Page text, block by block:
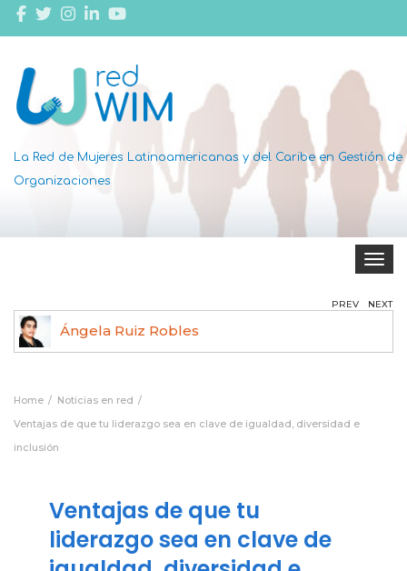
La Red de Mujeres Latinoamericanas y del Caribe en Gestión de
Organizaciones
Toggle
Ángela Ruiz Robles
PREV NEXT
Home
Noticias en red
Ventajas de que tu liderazgo sea en clave de igualdad, diversidad e
inclusión
Ventajas de que tu
liderazgo sea en clave de